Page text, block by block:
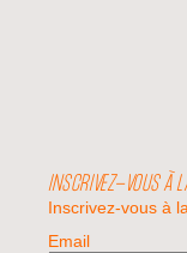
INSCRIVEZ-VOUS À
Inscrivez-vous à
Email